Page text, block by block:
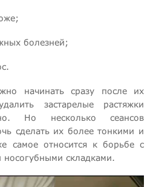
болезней;
начинать сразу после их
застарелые растяжки
Но несколько сеансов
сделать их более тонкими и
самое относится к борьбе с
складками.